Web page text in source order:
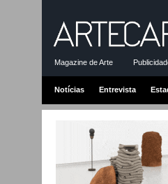
Magazine de Arte
Notícias Entrevista